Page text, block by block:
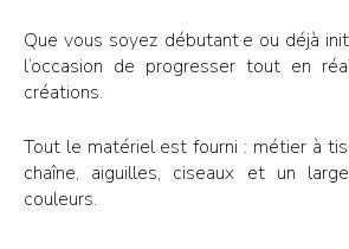
Que vous soyez débutant·e ou déjà
l’occasion de progresser tout en
créations.
Tout le matériel est fourni : métier à
chaîne, aiguilles, ciseaux et un
couleurs.